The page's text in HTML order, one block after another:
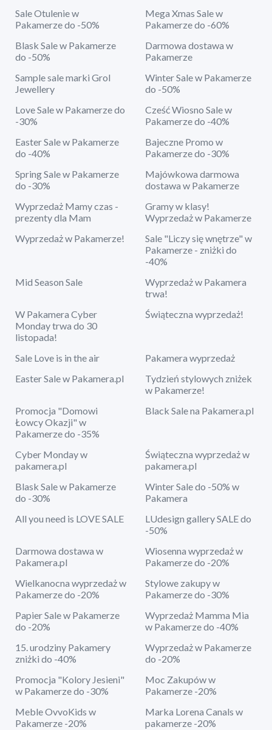
Sale Otulenie w
Pakamerze do -50%
Mega Xmas Sale w
Pakamerze do -60%
Blask Sale w Pakamerze
do -50%
Darmowa dostawa w
Pakamerze
Sample sale marki Grol
Jewellery
Winter Sale w Pakamerze
do -50%
Love Sale w Pakamerze do
-30%
Cześć Wiosno Sale w
Pakamerze do -40%
Easter Sale w Pakamerze
do -40%
Bajeczne Promo w
Pakamerze do -30%
Spring Sale w Pakamerze
do -30%
Majówkowa darmowa
dostawa w Pakamerze
Wyprzedaż Mamy czas -
prezenty dla Mam
Gramy w klasy!
Wyprzedaż w Pakamerze
Wyprzedaż w Pakamerze!
Sale "Liczy się wnętrze" w
Pakamerze - zniżki do
-40%
Mid Season Sale
Wyprzedaż w Pakamera
trwa!
W Pakamera Cyber
Monday trwa do 30
listopada!
Świąteczna wyprzedaż!
Sale Love is in the air
Pakamera wyprzedaż
Easter Sale w Pakamera.pl
Tydzień stylowych zniżek
w Pakamerze!
Promocja "Domowi
Łowcy Okazji" w
Pakamerze do -35%
Black Sale na Pakamera.pl
Cyber Monday w
pakamera.pl
Świąteczna wyprzedaż w
pakamera.pl
Blask Sale w Pakamerze
do -30%
Winter Sale do -50% w
Pakamera
All you need is LOVE SALE
LUdesign gallery SALE do
-50%
Darmowa dostawa w
Pakamera.pl
Wiosenna wyprzedaż w
Pakamerze do -20%
Wielkanocna wyprzedaż w
Pakamerze do -20%
Stylowe zakupy w
Pakamerze do -30%
Papier Sale w Pakamerze
do -20%
Wyprzedaż Mamma Mia
w Pakamerze do -40%
15. urodziny Pakamery
zniżki do -40%
Wyprzedaż w Pakamerze
do -20%
Promocja "Kolory Jesieni"
w Pakamerze do -30%
Moc Zakupów w
Pakamerze -20%
Meble OvvoKids w
Pakamerze -20%
Marka Lorena Canals w
pakamerze -20%